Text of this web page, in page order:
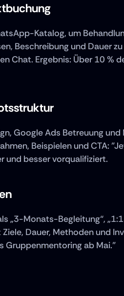
Katalog, um
Beschreibung und Dauer
Chat. Ergebnis: Über 10 %
Google Ads Betreuung
Beispielen und CTA:
und besser vorqualifiziert.
„3-Monats-Begleitung“,
Dauer, Methoden und
Gruppenmentoring ab Mai."